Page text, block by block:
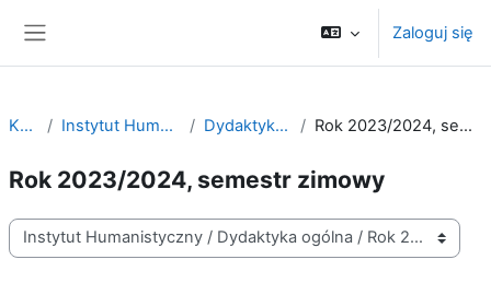
Zaloguj się
Kursy Instytut Humanistyczny Dydaktyka ogólna Rok 2023/2024, semestr zimowy
Rok 2023/2024, semestr zimowy
Kategorie kursów